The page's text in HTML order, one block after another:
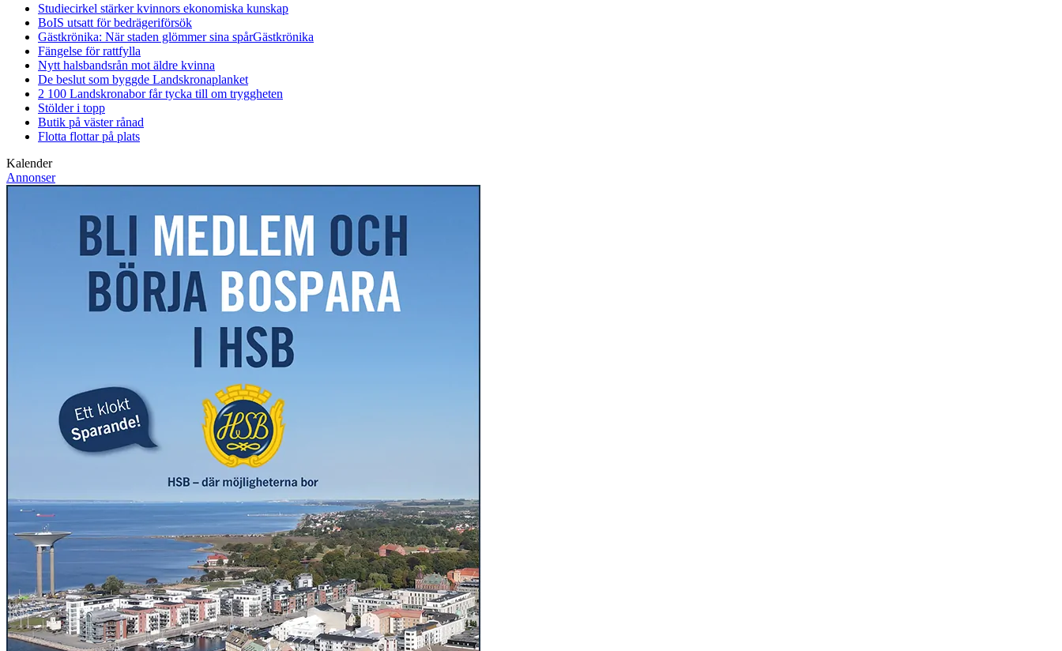
Studiecirkel stärker kvinnors ekonomiska kunskap
BoIS utsatt för bedrägeriförsök
Gästkrönika: När staden glömmer sina spårGästkrönika
Fängelse för rattfylla
Nytt halsbandsrån mot äldre kvinna
De beslut som byggde Landskronaplanket
2 100 Landskronabor får tycka till om tryggheten
Stölder i topp
Butik på väster rånad
Flotta flottar på plats
Kalender
Annonser